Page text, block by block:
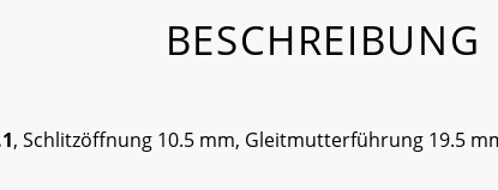
BESCHREIBUNG
, Schlitzöffnung 10.5 mm, Gleitmutterführung 19.5